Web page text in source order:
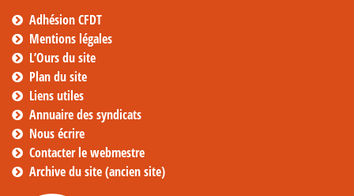
Adhésion CFDT
Mentions légales
L’Ours du site
Plan du site
Liens utiles
Annuaire des syndicats
Nous écrire
Contacter le webmestre
Archive du site (ancien site)